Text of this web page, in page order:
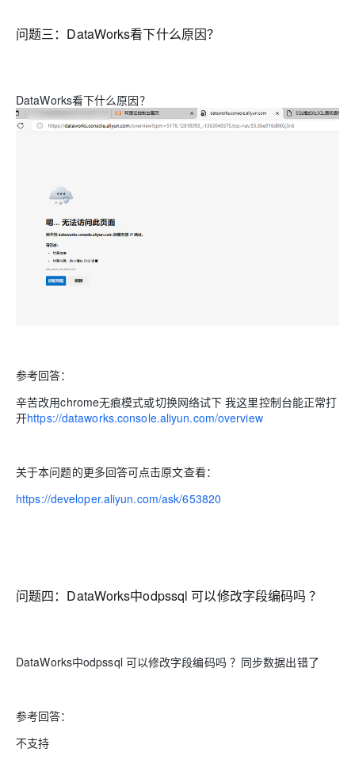
问题三： DataWorks看下什么原因？
DataWorks看下什么原因？
参考回答：
辛苦改用chrome无痕模式或切换网络试下 我这里控制台能正常打
开https://dataworks.console.aliyun.com/overview
关于本问题的更多回答可点击原文查看：
https://developer.aliyun.com/ask/653820
问题四： DataWorks中odpssql 可以修改字段编码吗 ？
DataWorks中odpssql 可以修改字段编码吗 ？同步数据出错了
参考回答：
不支持